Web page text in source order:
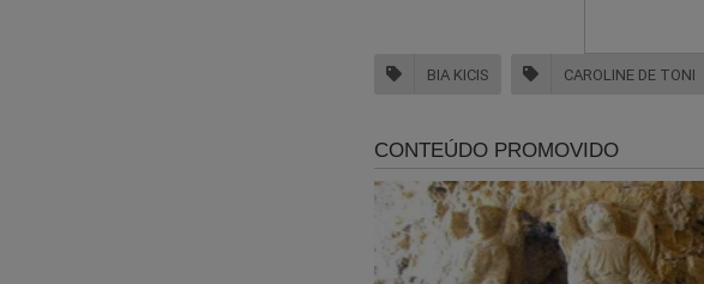
BIA KICIS CAROLINE DE TONI